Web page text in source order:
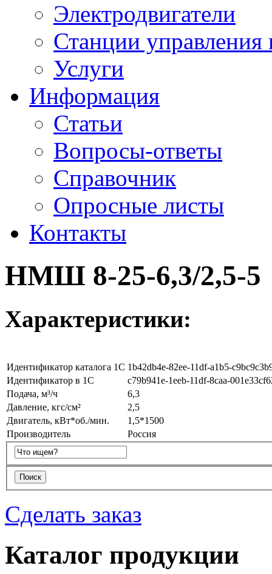
Электродвигатели
Станции управления
Услуги
Информация
Статьи
Вопросы-ответы
Справочник
Опросные листы
Контакты
НМШ 8-25-6,3/2,5-5
Характеристики:
Идентификатор каталога 1С 1b42db4e-82ee-11df-a1b5-
Идентификатор в 1С
c79b941e-1eeb-11df-8caa-
Подача, м³/ч
6,3
Давление, кгс/см²
2,5
Двигатель, кВт*об./мин.
1,5*1500
Производитель
Россия
Сделать заказ
Каталог продукции